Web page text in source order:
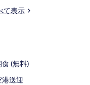
て表示
食 (無料)
港送迎